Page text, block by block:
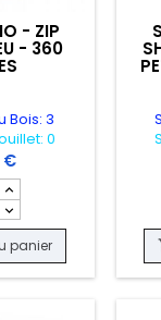
CARTES
CLEAR DRAGON
- ZIP
- 360
Bois: 3
0
€
quantité du produit
panier